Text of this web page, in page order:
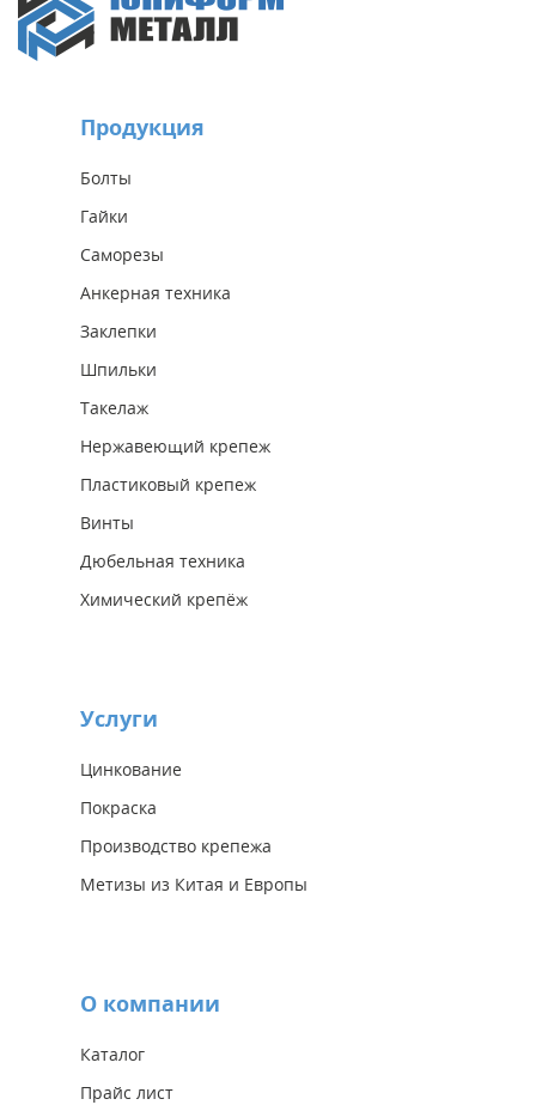
Продукция
Болты
Гайки
Саморезы
Анкерная техника
Заклепки
Шпильки
Такелаж
Нержавеющий крепеж
Пластиковый крепеж
Винты
Дюбельная техника
Химический крепёж
Услуги
Цинкование
Покраска
Производство крепежа
Метизы из Китая и Европы
О компании
Каталог
Прайс лист